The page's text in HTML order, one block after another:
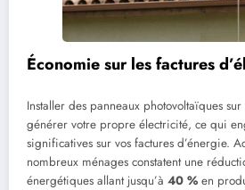
Économie sur les factures
Installer des panneaux photovoltaïques
générer votre propre électricité, ce qui
significatives sur vos factures d’énergie.
nombreux ménages constatent une
énergétiques allant jusqu’à 40 % en